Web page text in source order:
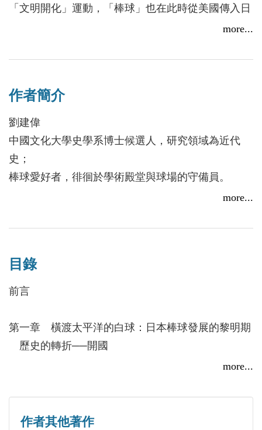
篇》ft.作者劉建偉
「文明開化」運動，「棒球」也在此時從美國傳入日
本，並於大正年間達到高峰。昭和初期，「世界第
米對抗賽迎來Babe Ruth，都掀起全國轟動；日本繼
Baseball，簡稱NPB），日本人對於美國文化的崇拜
此刻也在球場上達到高潮。
然而，太平洋戰火改變了這一切。珍珠港事件爆
發，日美兩國的交鋒從野球場轉向戰場；二戰結束
後，日本更淪為美軍代管，也讓日本人對美國充滿複
魂」又該如何在球場上迎戰美國，從焦土中再次擊出
本書帶你回顧日本棒球發展，從棒球史看二十世
more...
作者簡介
劉建偉
中國文化大學史學系博士候選人，研究領域為近代
史；
棒球愛好者，徘徊於學術殿堂與球場的守備員。
more...
目錄
前言
第一章 橫渡太平洋的白球：日本棒球發展的黎明期
歷史的轉折──開國
小結
第二章 「黑船」來襲：日美棒球對抗賽與日本職業
more...
作者其他著作